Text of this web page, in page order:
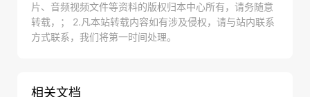
片、音频视频文件等资料的版权归本中心所有，请务随意
转载，； 2.凡本站转载内容如有涉及侵权，请与站内联系
方式联系，我们将第一时间处理。
相关文档